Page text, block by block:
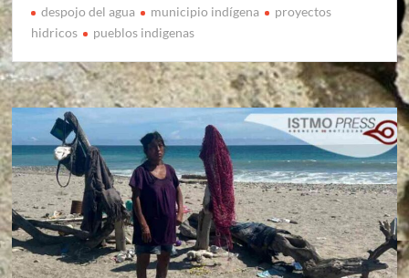
despojo del agua
municipio indígena
proyectos
hidricos
pueblos indigenas